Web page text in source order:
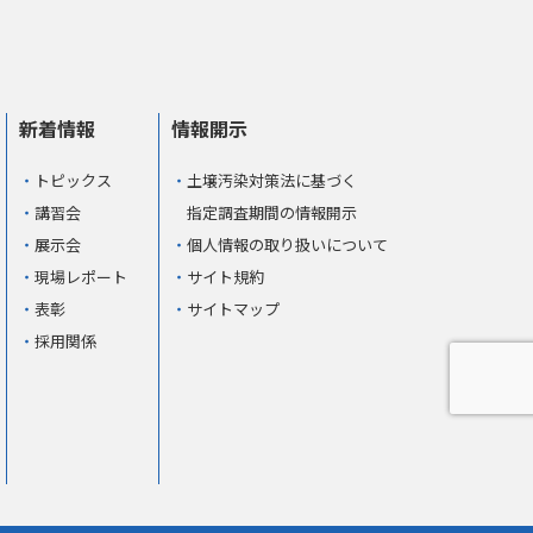
新着情報
トピックス
講習会
展示会
現場レポート
表彰
採用関係
情報開示
土壌汚染対策法に基づく
指定調査期間の情報開示
個人情報の取り扱いについて
サイト規約
サイトマップ